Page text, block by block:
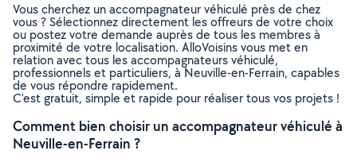
Vous cherchez un accompagnateur véhiculé près de chez
vous ? Sélectionnez directement les offreurs de votre choix
ou postez votre demande auprès de tous les membres à
proximité de votre localisation. AlloVoisins vous met en
relation avec tous les accompagnateurs véhiculé,
professionnels et particuliers, à Neuville-en-Ferrain, capables
de vous répondre rapidement.
C’est gratuit, simple et rapide pour réaliser tous vos projets !
Comment bien choisir un accompagnateur véhiculé à
Neuville-en-Ferrain ?